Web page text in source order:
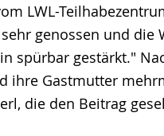
LWL-
genossen und
spürbar gestärkt."
ihre Gastmutter
die den Beitrag